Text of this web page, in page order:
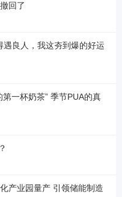
回了
良人，我这夯到爆的好运
一杯奶茶” 季节PUA的真
产业园量产 引领储能制造